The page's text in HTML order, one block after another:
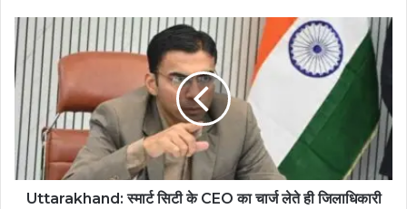
Uttarakhand: स्मार्ट सिटी के CEO का चार्ज लेते ही जिलाधिकारी